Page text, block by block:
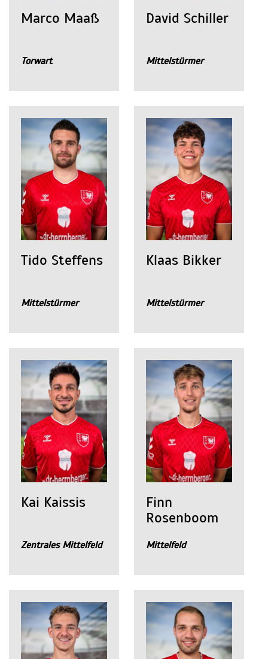
Marco Maaß
Torwart
David Schiller
Mittelstürmer
Tido Steffens
Mittelstürmer
Klaas Bikker
Mittelstürmer
Kai Kaissis
Zentrales Mittelfeld
Finn
Rosenboom
Mittelfeld